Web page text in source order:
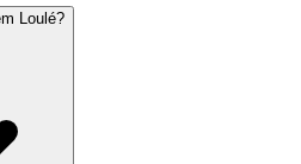
Loulé?